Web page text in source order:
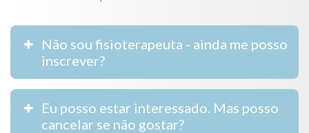
Não sou fisioterapeuta - ainda me posso
inscrever?
Eu posso estar interessado. Mas posso
cancelar se não gostar?